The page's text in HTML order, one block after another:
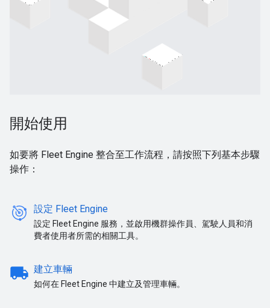
開始使用
如要將 Fleet Engine 整合至工作流程，請按照下列基本步驟
操作：
設定 Fleet Engine
設定 Fleet Engine 服務，並啟用機群操作員、駕駛人員和消
費者使用者所需的相關工具。
local_shipping 建立車輛
如何在 Fleet Engine 中建立及管理車輛。